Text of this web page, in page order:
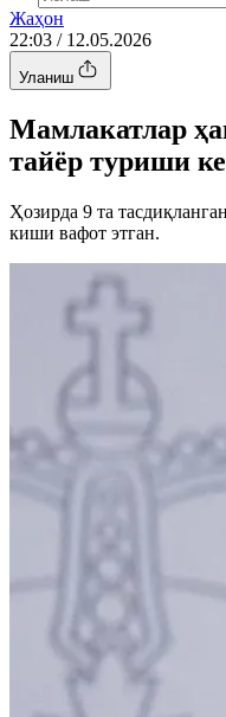
Жаҳон
22:03 / 12.05.2026
Уланиш
Мамлакатлар
тайёр туриши
Ҳозирда 9 та
киши вафот этган.